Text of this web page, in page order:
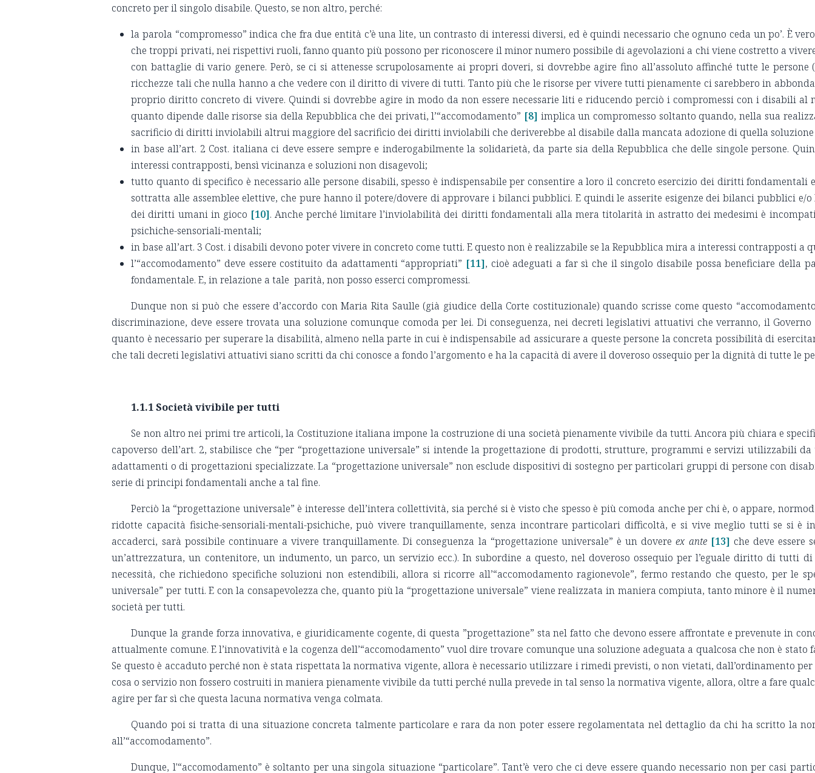
concreto per il singolo disabile. Questo, se non altro, perché:
la parola “compromesso” indica che fra due entità c’è una lite, un contrasto di interessi diversi, ed è quindi necessario che ognuno ceda un po’. È
che troppi privati, nei rispettivi ruoli, fanno quanto più possono per riconoscere il minor numero possibile di agevolazioni a chi viene costretto a
con battaglie di vario genere. Però, se ci si attenesse scrupolosamente ai propri doveri, si dovrebbe agire fino all’assoluto affinché tutte le
ricchezze tali che nulla hanno a che vedere con il diritto di vivere di tutti. Tanto più che le risorse per vivere tutti pienamente ci sarebbero in
proprio diritto concreto di vivere. Quindi si dovrebbe agire in modo da non essere necessarie liti e riducendo perciò i compromessi con i disabili al
quanto dipende dalle risorse sia della Repubblica che dei privati, l’“accomodamento” [8] implica un compromesso soltanto quando, nella sua
sacrificio di diritti inviolabili altrui maggiore del sacrificio dei diritti inviolabili che deriverebbe al disabile dalla mancata adozione di quella
in base all’art. 2 Cost. italiana ci deve essere sempre e inderogabilmente la solidarietà, da parte sia della Repubblica che delle singole persone.
interessi contrapposti, bensì vicinanza e soluzioni non disagevoli;
tutto quanto di specifico è necessario alle persone disabili, spesso è indispensabile per consentire a loro il concreto esercizio dei diritti
sottratta alle assemblee elettive, che pure hanno il potere/dovere di approvare i bilanci pubblici. E quindi le asserite esigenze dei bilanci pubblici e/o
dei diritti umani in gioco [10]. Anche perché limitare l’inviolabilità dei diritti fondamentali alla mera titolarità in astratto dei medesimi è
psichiche-sensoriali-mentali;
in base all’art. 3 Cost. i disabili devono poter vivere in concreto come tutti. E questo non è realizzabile se la Repubblica mira a interessi contrapposti a
l’“accomodamento” deve essere costituito da adattamenti “appropriati” [11], cioè adeguati a far sì che il singolo disabile possa beneficiare
fondamentale. E, in relazione a tale parità, non posso esserci compromessi.
Dunque non si può che essere d’accordo con Maria Rita Saulle (già giudice della Corte costituzionale) quando scrisse come questo
discriminazione, deve essere trovata una soluzione comunque comoda per lei. Di conseguenza, nei decreti legislativi attuativi che verranno, il
quanto è necessario per superare la disabilità, almeno nella parte in cui è indispensabile ad assicurare a queste persone la concreta possibilità di
che tali decreti legislativi attuativi siano scritti da chi conosce a fondo l’argomento e ha la capacità di avere il doveroso ossequio per la dignità di tutte le
1.1.1 Società vivibile per tutti
Se non altro nei primi tre articoli, la Costituzione italiana impone la costruzione di una società pienamente vivibile da tutti. Ancora più chiara e
capoverso dell’art. 2, stabilisce che “per “progettazione universale” si intende la progettazione di prodotti, strutture, programmi e servizi utilizzabili
adattamenti o di progettazioni specializzate. La “progettazione universale” non esclude dispositivi di sostegno per particolari gruppi di persone con
serie di principi fondamentali anche a tal fine.
Perciò la “progettazione universale” è interesse dell’intera collettività, sia perché si è visto che spesso è più comoda anche per chi è, o appare,
ridotte capacità fisiche-sensoriali-mentali-psichiche, può vivere tranquillamente, senza incontrare particolari difficoltà, e si vive meglio tutti se si è
accaderci, sarà possibile continuare a vivere tranquillamente. Di conseguenza la “progettazione universale” è un dovereex ante [13] che deve
un’attrezzatura, un contenitore, un indumento, un parco, un servizio ecc.). In subordine a questo, nel doveroso ossequio per l’eguale diritto di
necessità, che richiedono specifiche soluzioni non estendibili, allora si ricorre all’“accomodamento ragionevole”, fermo restando che questo, per le
universale” per tutti. E con la consapevolezza che, quanto più la “progettazione universale” viene realizzata in maniera compiuta, tanto minore è il
società per tutti.
Dunque la grande forza innovativa, e giuridicamente cogente, di questa ”progettazione” sta nel fatto che devono essere affrontate e prevenute in
attualmente comune. E l’innovatività e la cogenza dell’“accomodamento” vuol dire trovare comunque una soluzione adeguata a qualcosa che non è
Se questo è accaduto perché non è stata rispettata la normativa vigente, allora è necessario utilizzare i rimedi previsti, o non vietati, dall’ordinamento
cosa o servizio non fossero costruiti in maniera pienamente vivibile da tutti perché nulla prevede in tal senso la normativa vigente, allora, oltre a fare
agire per far sì che questa lacuna normativa venga colmata.
Quando poi si tratta di una situazione concreta talmente particolare e rara da non poter essere regolamentata nel dettaglio da chi ha scritto la
all’“accomodamento”.
Dunque, l'“accomodamento” è soltanto per una singola situazione “particolare”. Tant’è vero che ci deve essere quando necessario non per casi